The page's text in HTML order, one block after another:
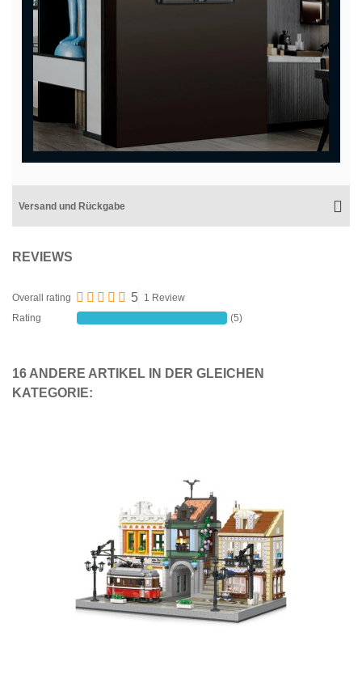
Versand und Rückgabe
REVIEWS
Overall rating 5 1 Review
Rating
(5)
16 ANDERE ARTIKEL IN DER GLEICHEN
KATEGORIE: